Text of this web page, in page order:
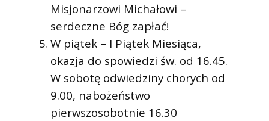
Misjonarzowi Michałowi –
serdeczne Bóg zapłać!
W piątek – I Piątek Miesiąca,
okazja do spowiedzi św. od 16.45.
W sobotę odwiedziny chorych od
9.00, nabożeństwo
pierwszosobotnie 16.30